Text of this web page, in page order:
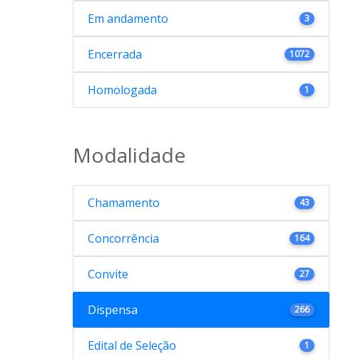
Em andamento 3
Encerrada 1072
Homologada 1
Modalidade
Chamamento 43
Concorrência 164
Convite 27
Dispensa 266
Edital de Seleção 1